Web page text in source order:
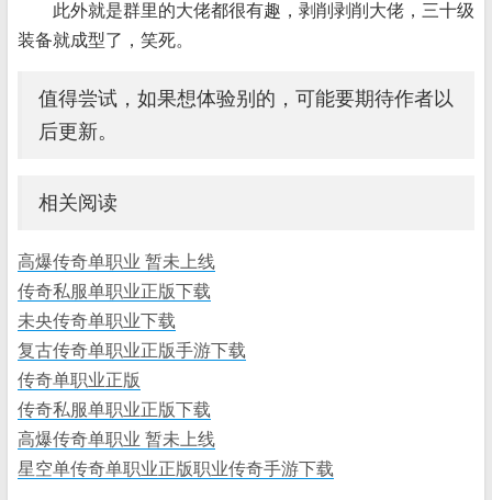
此外就是群里的大佬都很有趣，剥削剥削大佬，三十级
装备就成型了，笑死。
值得尝试，如果想体验别的，可能要期待作者以
后更新。
相关阅读
高爆传奇单职业 暂未上线
传奇私服单职业正版下载
未央传奇单职业下载
复古传奇单职业正版手游下载
传奇单职业正版
传奇私服单职业正版下载
高爆传奇单职业 暂未上线
星空单传奇单职业正版职业传奇手游下载